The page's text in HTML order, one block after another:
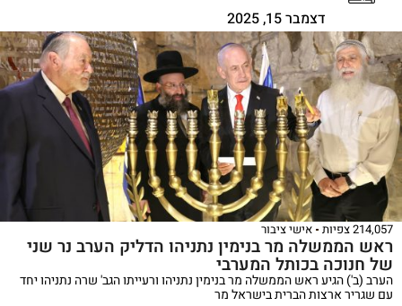
דצמבר 15, 2025
214,057 צפיות אישי ציבור
ראש הממשלה מר בנימין נתניהו הדליק הערב נר שני
של חנוכה בכותל המערבי
הערב (ב') הגיע ראש הממשלה מר בנימין נתניהו ורעייתו הגב' שרה נתניהו יחד
עם שגריר ארצות הברית בישראל מר